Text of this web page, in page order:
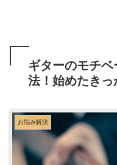
ギターのモチ
法！始めたきっ
お悩み解決